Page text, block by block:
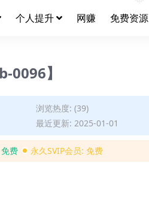
个人提升 网赚 免费资源
0096】
浏览热度: (39)
最近更新: 2025-01-01
免费 永久SVIP会员: 免费